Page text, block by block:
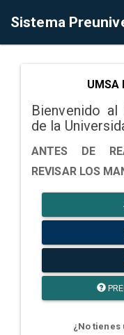
Sistema
UMSA
Bienvenido
de la
ANTES DE
REVISAR LOS
¿No tienes